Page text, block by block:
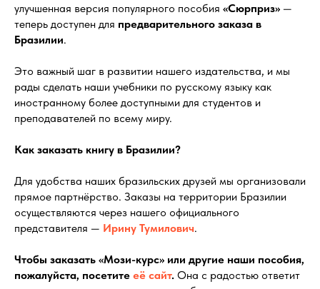
улучшенная версия популярного пособия «Сюрприз» —
теперь доступен для предварительного заказа в
Бразилии.
Это важный шаг в развитии нашего издательства, и мы
рады сделать наши учебники по русскому языку как
иностранному более доступными для студентов и
преподавателей по всему миру.
Как заказать книгу в Бразилии?
Для удобства наших бразильских друзей мы организовали
прямое партнёрство. Заказы на территории Бразилии
осуществляются через нашего официального
представителя — Ирину Тумилович.
Чтобы заказать «Мози-курс» или другие наши пособия,
пожалуйста, посетите её сайт. Она с радостью ответит